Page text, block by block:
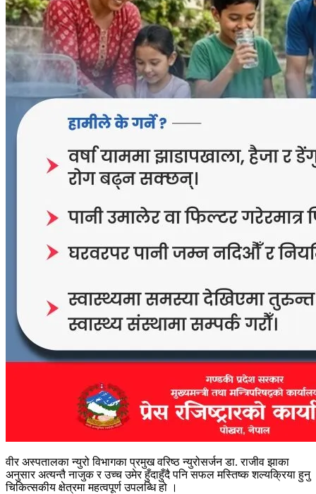
वीर अस्पतालका न्युरो विभागका प्रमुख वरिष्ठ न्युरोसर्जन डा. राजीव झाका
अनुसार अत्यन्तै नाजुक र उच्च उमेर हुँदाहुँदै पनि सफल मस्तिष्क शल्यक्रिया हुनु
चिकित्सकीय क्षेत्रमा महत्वपूर्ण उपलब्धि हो ।